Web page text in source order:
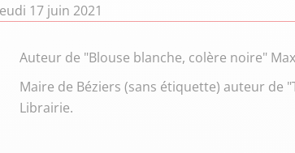
17 juin 2021
Auteur de "Blouse blanche, colère noire"
Maire de Béziers (sans étiquette) auteur de
Librairie.